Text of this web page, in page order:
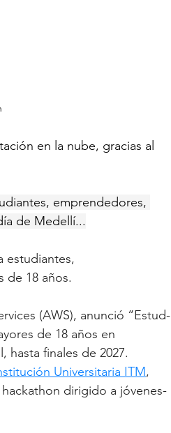
en la nube, gracias al
emprendedores,
de Medellí...
estudiantes,
de 18 años.
(AWS), anunció “Estud-
de 18 años en
finales de 2027.
Universitaria ITM,
dirigido a jóvenes-